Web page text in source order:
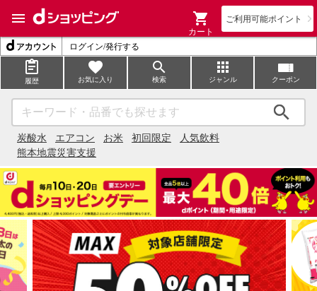
ご利用可能ポイント
カート
ログイン/発行する
履歴 お気に入り 検索 ジャンル クーポン
炭酸水 エアコン お米 初回限定
人気飲料
熊本地震災害支援